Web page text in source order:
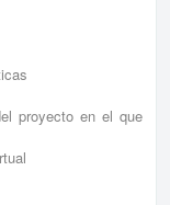
proyecto en el que